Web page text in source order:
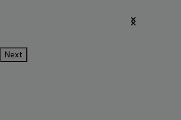
Next